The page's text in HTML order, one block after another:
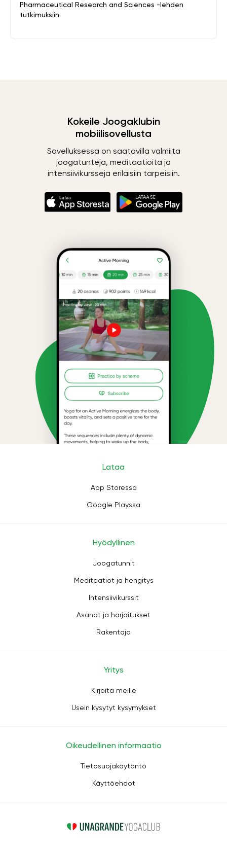
Pharmaceutical Research and Sciences -lehden
tutkimuksiin.
Kokeile Joogaklubin
mobiilisovellusta
Sovelluksessa on saatavilla valmiita
joogatunteja, meditaatioita ja
intensiivikursseja erilaisiin tarpeisiin.
Lataa
App Storessa
Google Playssa
Hyödyllinen
Joogatunnit
Meditaatiot ja hengitys
Intensiivikurssit
Asanat ja harjoitukset
Rakentaja
Yritys
Kirjoita meille
Usein kysytyt kysymykset
Oikeudellinen informaatio
Tietosuojakäytäntö
Käyttöehdot